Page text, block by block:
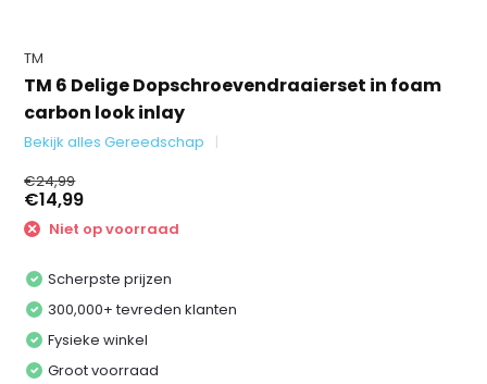
TM
TM 6 Delige Dopschroevendraaierset in foam
carbon look inlay
Bekijk alles Gereedschap
€24,99
€14,99
Niet op voorraad
Scherpste prijzen
300,000+ tevreden klanten
Fysieke winkel
Groot voorraad